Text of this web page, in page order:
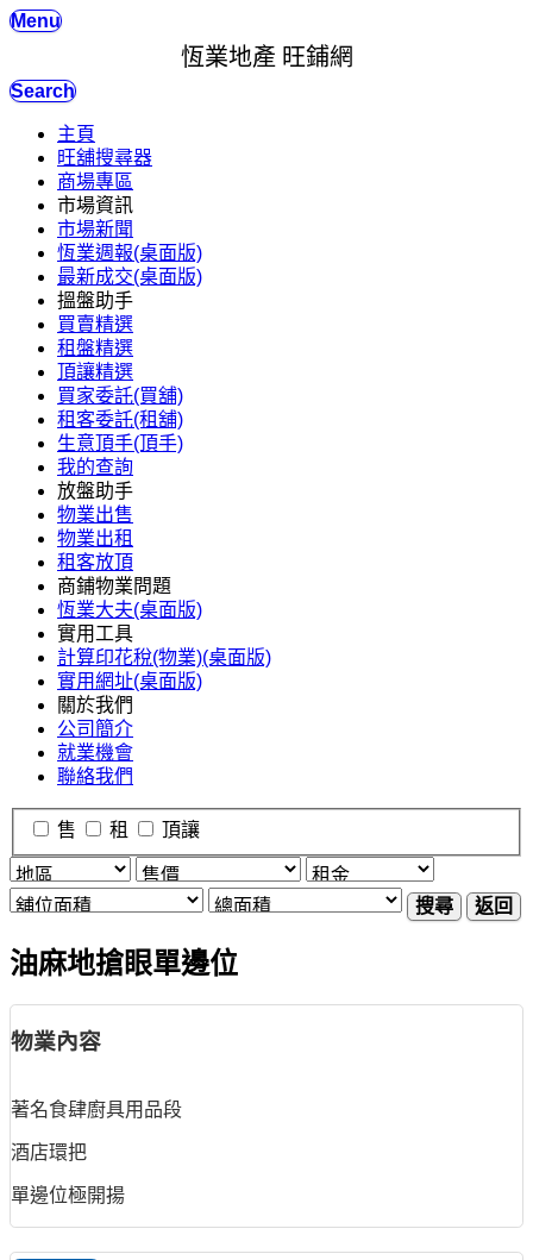
Menu
恆業地產 旺鋪網
Search
主頁
旺舖搜尋器
商場專區
市場資訊
市場新聞
恆業週報(桌面版)
最新成交(桌面版)
搵盤助手
買賣精選
租盤精選
頂讓精選
買家委託(買舖)
租客委託(租舖)
生意頂手(頂手)
我的查詢
放盤助手
物業出售
物業出租
租客放頂
商鋪物業問題
恆業大夫(桌面版)
實用工具
計算印花稅(物業)(桌面版)
實用網址(桌面版)
關於我們
公司簡介
就業機會
聯絡我們
售 租 頂讓
搜尋 返回
油麻地搶眼單邊位
物業內容
著名食肆廚具用品段
酒店環把
單邊位極開揚